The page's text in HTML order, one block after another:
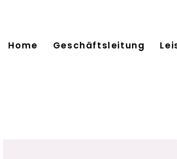
Home
Geschäftsleitung